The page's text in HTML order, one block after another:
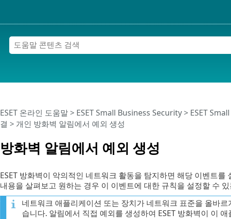
방화벽 알림에서 예외 생성
ESET 온라인 도움말> ESET Small Business Security> ESET
결 > 개인 방화벽 알림에서 예외 생성
ESET 방화벽이 악의적인 네트워크 활동을 탐지하면 해당 이벤트
내용을 살펴보고 원하는 경우 이 이벤트에 대한 규칙을 설정할 수
네트워크 애플리케이션 또는 장치가 네트워크 표준을 올바
습니다. 알림에서 직접 예외를 생성하여 ESET 방화벽이 이